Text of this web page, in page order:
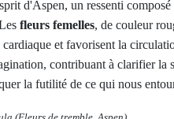
d'Aspen, un ressenti
fleurs femelles, de couleur
et favorisent la
contribuant à clarifier la
la futilité de ce qui nous